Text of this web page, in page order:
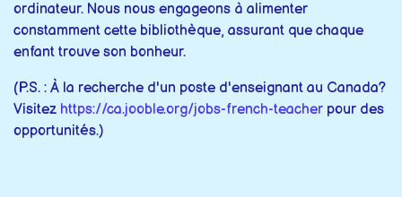
ordinateur. Nous nous engageons à alimenter
constamment cette bibliothèque, assurant que chaque
enfant trouve son bonheur.
(P.S. : À la recherche d'un poste d'enseignant au Canada?
Visitez https://ca.jooble.org/jobs-french-teacher pour des
opportunités.)